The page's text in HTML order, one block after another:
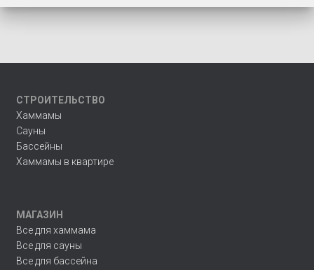
СТРОИТЕЛЬСТВО
Хаммамы
Сауны
Бассейны
Хаммамы в квартире
МАГАЗИН
Все для хаммама
Все для сауны
Все для бассейна